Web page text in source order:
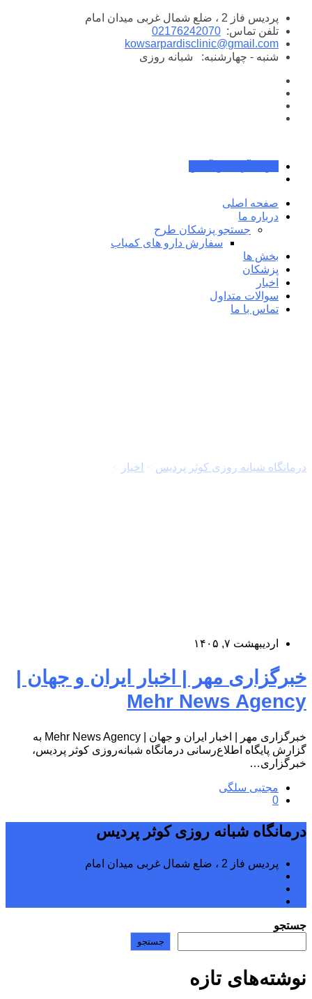
پرش
محتوا
پردیس فاز 2 ، ضلع شمال غربی میدان امام
تلفن تماس: 02176242070
kowsarpardisclinic@gmail.com
شنبه - چهارشنبه:
شبانه روزی
صفحه اصلی
درباره ما
جستجو پزشکان طرح
سفارش دارو های کمیاب
بخش ها
پزشکان
اخبار
سوالات متداول
تماس با ما
درمانگاه شبانه روزی کوثر پردیس اخبار
اردیبهشت ۷, ۱۴۰۵
خبرگزاری مهر | اخبار ایران و جهان |
Mehr News Agency
خبرگزاری مهر | اخبار ایران و جهان | Mehr News Agency به
گزارش پایگاه اطلاع‌رسانی درمانگاه شبانه‌روزی کوثر پردیس،
خبرگزاری…
مجتبی سلگی
0
درمانگاه شبانه روزی کوثر پردیس
پردیس فاز 2 ، ضلع شمال غربی میدان امام
جستجو
جستجو
نوشته‌های تازه